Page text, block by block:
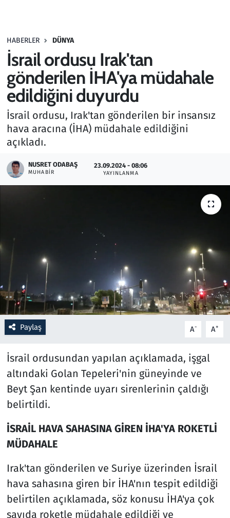
HABERLER DÜNYA
İsrail ordusu Irak'tan
gönderilen İHA'ya müdahale
edildiğini duyurdu
İsrail ordusu, Irak'tan gönderilen bir insansız
hava aracına (İHA) müdahale edildiğini
açıkladı.
NUSRET ODABAŞ
MUHABIR
23.09.2024 - 08:06
YAYINLANMA
Paylaş A- A+
İsrail ordusundan yapılan açıklamada, işgal
altındaki Golan Tepeleri'nin güneyinde ve
Beyt Şan kentinde uyarı sirenlerinin çaldığı
belirtildi.
İSRAİL HAVA SAHASINA GİREN İHA'YA ROKETLİ
MÜDAHALE
Irak'tan gönderilen ve Suriye üzerinden İsrail
hava sahasına giren bir İHA'nın tespit edildiği
belirtilen açıklamada, söz konusu İHA'ya çok
sayıda roketle müdahale edildiği ve
Haber
Kültür Sanat
Kurumsal Haberler
Lezzet Durağı
Memur ve Kamu
Otomobil
Oyun
Resmi İlanlar
Rüya Tabirleri
Sağlık
Savunma Sanayi
Seçim 2023
Spor
Teknoloji ve Bilim
Televizyon